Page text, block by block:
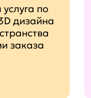
по
дизайна
заказа